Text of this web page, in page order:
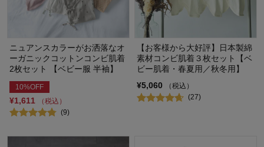
ニュアンスカラーがお洒落なオ
ーガニックコットンコンビ肌着
2枚セット 【ベビー服 半袖】
10%OFF
¥1,611
（税込）
(9)
【お客様から大好評】日本製綿
素材コンビ肌着３枚セット【ベ
ビー肌着・春夏用／秋冬用】
¥5,060
（税込）
(27)